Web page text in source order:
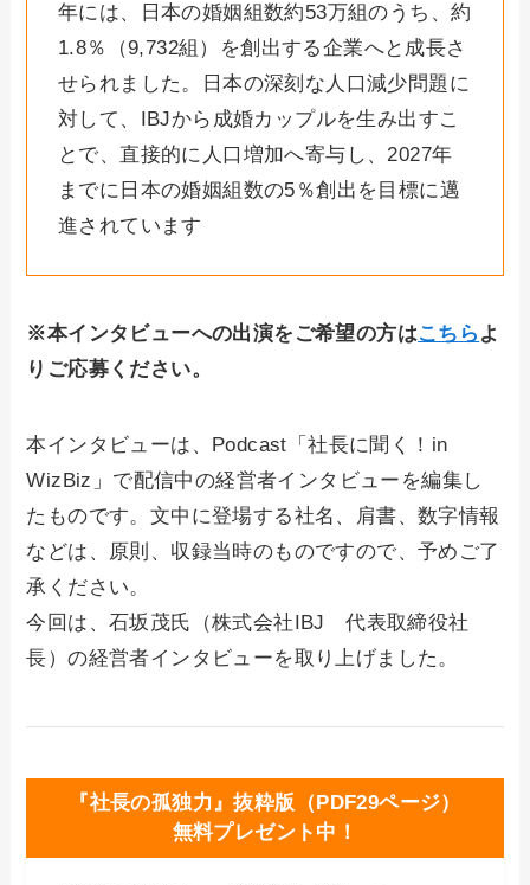
年には、日本の婚姻組数約53万組のうち、約
1.8％（9,732組）を創出する企業へと成長さ
せられました。日本の深刻な人口減少問題に
対して、IBJから成婚カップルを生み出すこ
とで、直接的に人口増加へ寄与し、2027年
までに日本の婚姻組数の5％創出を目標に邁
進されています
※本インタビューへの出演をご希望の方はこちら よ
りご応募ください。
本インタビューは、Podcast「社長に聞く！in
WizBiz」で配信中の経営者インタビューを編集し
たものです。文中に登場する社名、肩書、数字情報
などは、原則、収録当時のものですので、予めご了
承ください。
今回は、石坂茂氏（株式会社IBJ 代表取締役社
長）の経営者インタビューを取り上げました。
『社長の孤独力』抜粋版（PDF29ページ）
無料プレゼント中！